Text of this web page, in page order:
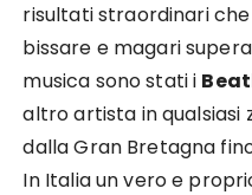
risultati straordinari
bissare e magari
musica sono stati i
altro artista in qualsiasi
dalla Gran Bretagna
In Italia un vero e